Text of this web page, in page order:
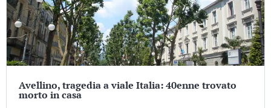
Avellino, tragedia a viale Italia: 40enne trovato
morto in casa